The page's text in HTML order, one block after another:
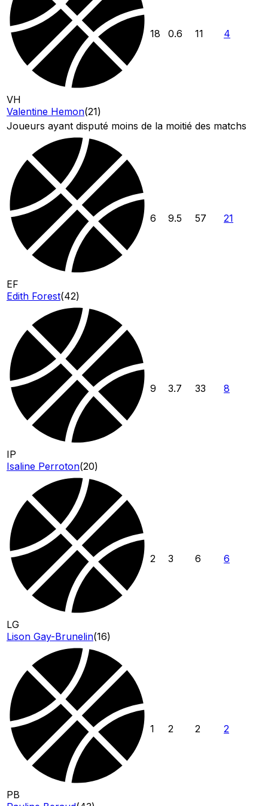
VH
Valentine Hemon(21)
18 0.6 11 4
Joueurs ayant disputé moins de la moitié des matchs
EF
Edith Forest(42)
6 9.5 57 21
IP
Isaline Perroton(20)
9 3.7 33 8
LG
Lison Gay-Brunelin(16)
2 3 6 6
PB
1 2 2 2